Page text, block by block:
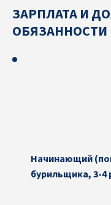
ЗАРПЛАТА И
Начинающий
бурильщика, 3-4